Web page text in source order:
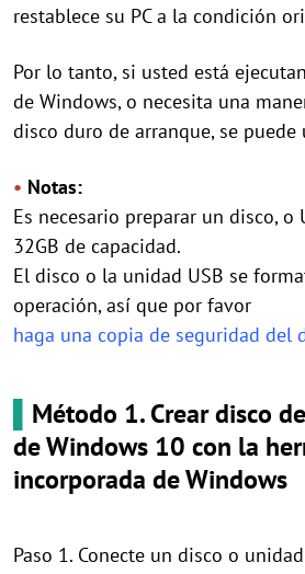
restablece su PC a la condición
Por lo tanto, si usted está
de Windows, o necesita una
disco duro de arranque, se
• Notas:
Es necesario preparar un disco, o
32GB de capacidad.
El disco o la unidad USB se
operación, así que por favor
haga una copia de seguridad del
Método 1. Crear disco
de Windows 10 con la
incorporada de Windows
Paso 1. Conecte un disco o